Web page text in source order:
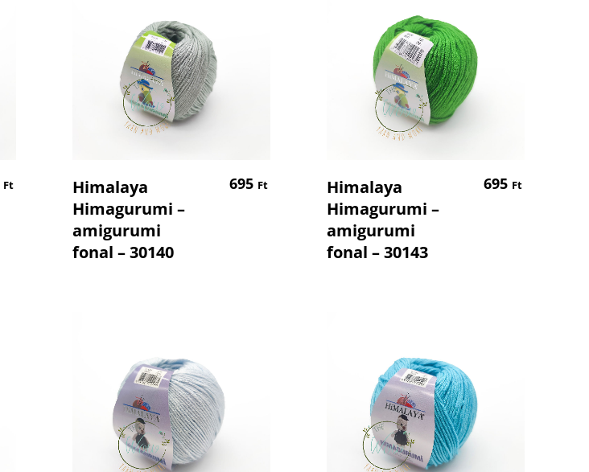
Ft Kosárba Teszem
Himalaya
Himagurumi –
amigurumi
fonal – 30140
695 Ft Kosárba Teszem
Himalaya
Himagurumi –
amigurumi
fonal – 30143
695 Ft